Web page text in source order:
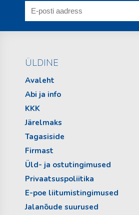
ÜLDINE
Avaleht
Abi ja info
KKK
Järelmaks
Tagasiside
Firmast
Üld- ja ostutingimused
Privaatsuspoliitika
E-poe liitumistingimused
Jalanõude suurused